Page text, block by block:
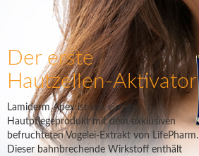
Der erste
Hautzellen-Aktivator
Lamiderm Apex ist das einzige
Hautpflegeprodukt mit dem exklusiven
befruchteten Vogelei-Extrakt von LifePharm.
Dieser bahnbrechende Wirkstoff enthält